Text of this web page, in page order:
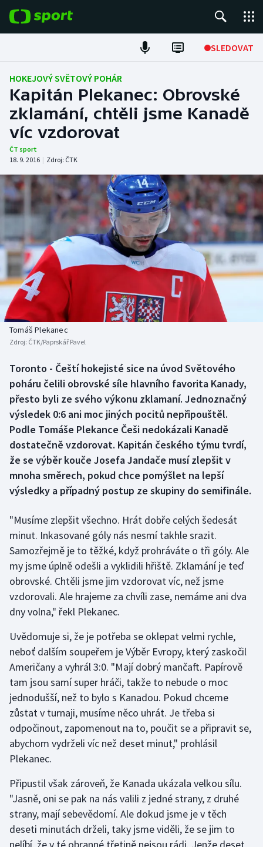
SLEDOVAT
Fotbal
Hokej
Tenis
Atletika
Cyklistika
DALŠÍ SPORTY
Americký fotbal
Baseball a softbal
Basketbal
Biatlon
Box
Curling
Dostihy
Florbal
Futsal
Golf
Gymnastika
Házená
Jezdectví
Judo
Krasobruslení
Lezení
Lyže a snowboard
Moderní pětiboj
Motorsport
Olympijské hry
Parasport
NEPŘEHLÉDNĚTE
Soutěže
Historické návraty
Aplikace ČT sport
HOKEJOVÝ SVĚTOVÝ POHÁR
Kapitán Plekanec: Obrovské
zklamání, chtěli jsme Kanadě
víc vzdorovat
ČT sport
18. 9. 2016 | Zdroj: ČTK
Tomáš Plekanec
Zdroj: ČTK/Paprskář Pavel
Toronto - Čeští hokejisté sice na úvod Světového
poháru čelili obrovské síle hlavního favorita Kanady,
přesto byli ze svého výkonu zklamaní. Jednoznačný
výsledek 0:6 ani moc jiných pocitů nepřipouštěl.
Podle Tomáše Plekance Češi nedokázali Kanadě
dostatečně vzdorovat. Kapitán českého týmu tvrdí,
že se výběr kouče Josefa Jandače musí zlepšit v
mnoha směrech, pokud chce pomýšlet na lepší
výsledky a případný postup ze skupiny do semifinále.
"Musíme zlepšit všechno. Hrát dobře celých šedesát
minut. Inkasované góly nás nesmí takhle srazit.
Samozřejmě je to těžké, když prohráváte o tři góly. Ale
my jsme úplně odešli a vyklidili hřiště. Zklamání je teď
obrovské. Chtěli jsme jim vzdorovat víc, než jsme
vzdorovali. Ale hrajeme za chvíli zase, nemáme ani dva
dny volna," řekl Plekanec.
Uvědomuje si, že je potřeba se oklepat velmi rychle,
neboť dalším soupeřem je Výběr Evropy, který zaskočil
Američany a vyhrál 3:0. "Mají dobrý mančaft. Papírově
tam jsou samí super hráči, takže to nebude o moc
jednodušší, než to bylo s Kanadou. Pokud chceme
zůstat v turnaji, musíme něco uhrát. Je třeba si
odpočinout, zapomenout na to, poučit se a připravit se,
abychom vydrželi víc než deset minut," prohlásil
Plekanec.
Připustil však zároveň, že Kanada ukázala velkou sílu.
"Jasně, oni se pak na nás valili z jedné strany, z druhé
strany, mají sebevědomí. Ale dokud jsme je v těch
deseti minutách drželi, taky jsme viděli, že se jim to